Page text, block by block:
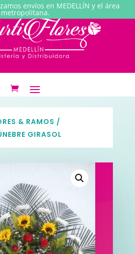
envíos en MEDELLÍN y el área
metropolitana.
& RAMOS /
GIRASOL